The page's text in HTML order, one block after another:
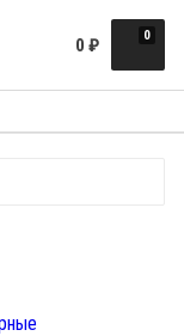
0
0 ₽